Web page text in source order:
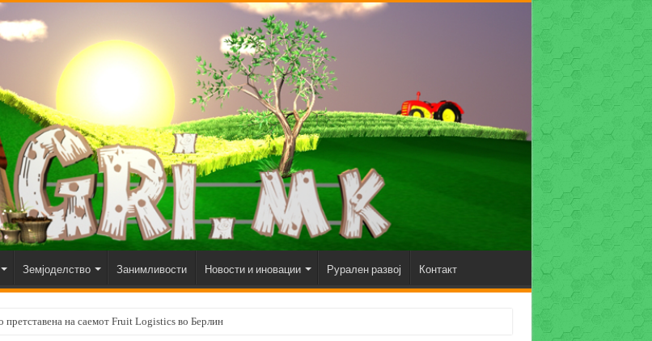
Земјоделство Занимливости Новости и иновации Рурален развој Контакт
претставена на саемот Fruit Logistics во Берлин